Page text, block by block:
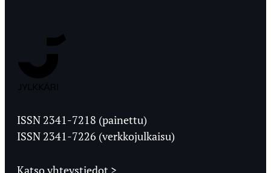
Ylioppilaslehti
ISSN 2341-7218 (painettu)
ISSN 2341-7226 (verkkojulkaisu)
Katso yhteystiedot >